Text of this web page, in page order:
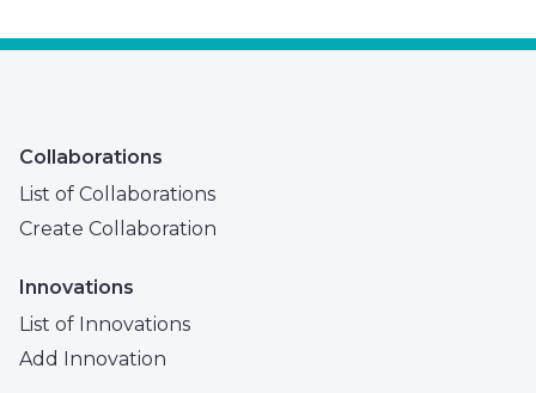
Collaborations
List of Collaborations
Create Collaboration
Innovations
List of Innovations
Add Innovation